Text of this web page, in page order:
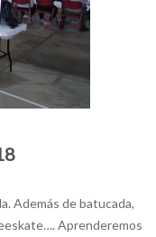
Además de batucada,
Aprenderemos